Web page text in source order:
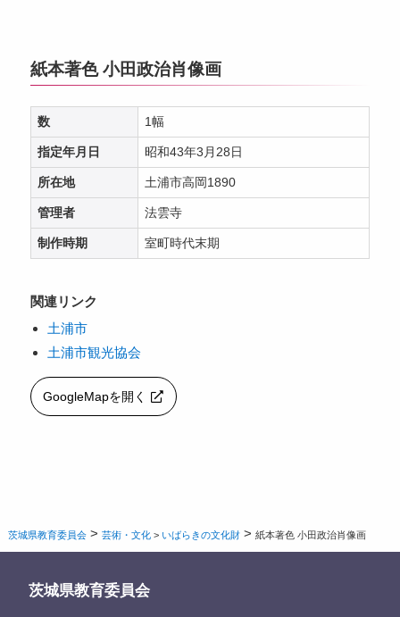
紙本著色 小田政治肖像画
数 1幅
指定年月日 昭和43年3月28日
所在地 土浦市高岡1890
管理者 法雲寺
制作時期 室町時代末期
関連リンク
土浦市
土浦市観光協会
GoogleMapを開く
茨城県教育委員会 >芸術・文化 > いばらきの文化財 >紙本著色 小田政治肖像画
茨城県教育委員会